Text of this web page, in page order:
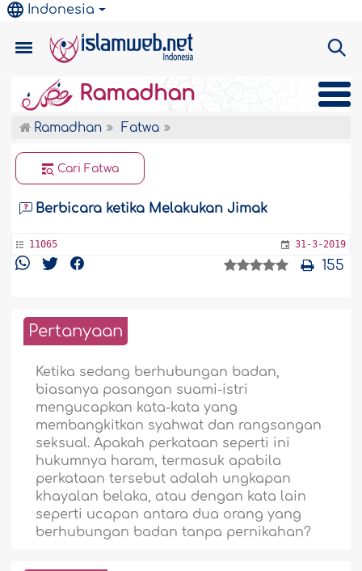
Indonesia
Ramadhan
Ramadhan Fatwa
Cari Fatwa
Berbicara ketika Melakukan Jimak
11065 31-3-2019
155
Pertanyaan
Ketika sedang berhubungan badan,
biasanya pasangan suami-istri
mengucapkan kata-kata yang
membangkitkan syahwat dan rangsangan
seksual. Apakah perkataan seperti ini
hukumnya haram, termasuk apabila
perkataan tersebut adalah ungkapan
khayalan belaka, atau dengan kata lain
seperti ucapan antara dua orang yang
berhubungan badan tanpa pernikahan?